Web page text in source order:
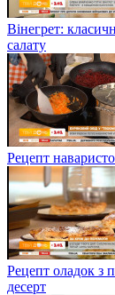
Вінегрет:
салату
Рецепт
Рецепт оладок з
десерт